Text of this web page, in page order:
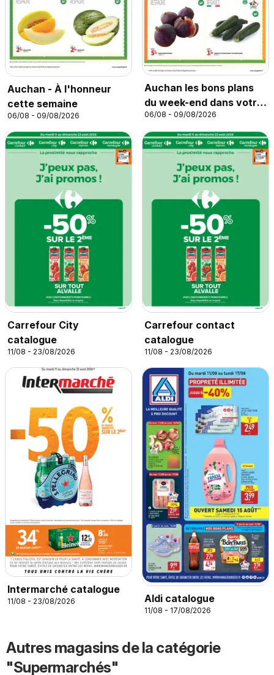
Auchan - À l'honneur
cette semaine
06/08 - 09/08/2026
Auchan les bons plans
du week-end dans votre
super
06/08 - 09/08/2026
Carrefour City
catalogue
11/08 - 23/08/2026
Carrefour contact
catalogue
11/08 - 23/08/2026
Intermarché catalogue
11/08 - 23/08/2026 Aldi catalogue
11/08 - 17/08/2026
Autres magasins de la catégorie
"Supermarchés"